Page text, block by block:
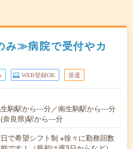
み≫病院で受付やカ
WEB登録OK 派遣
駒駅から---分／南生駒駅から---分
奈良県)駅から---分
で希望シフト制 ※徐々に勤務回数